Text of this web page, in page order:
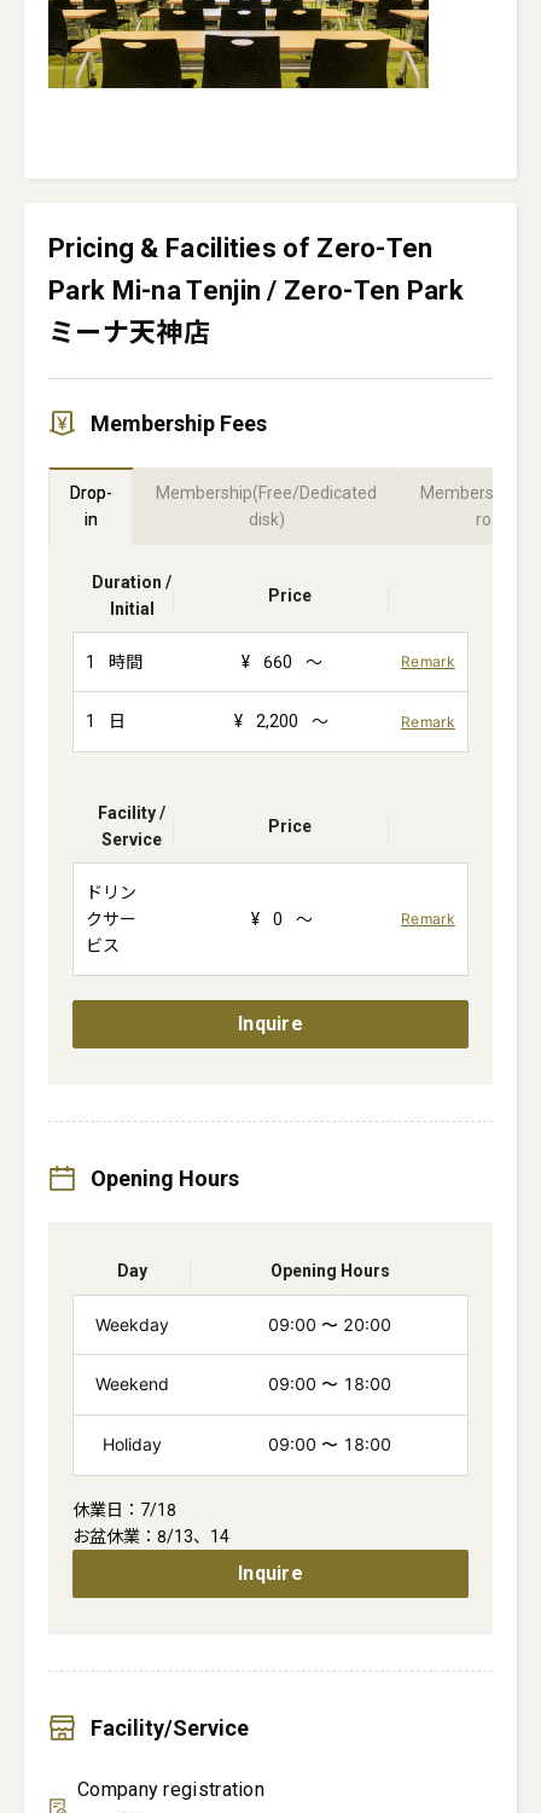
Pricing & Facilities of Zero-Ten
Park Mi-na Tenjin / Zero-Ten Park
ミーナ天神店
Membership Fees
Drop-
in
Membership(Free/Dedicated
disk)
room)
Duration /
Initial
Price
1 時間 ¥ 660 ～ Remark
1 日 ¥ 2,200 ～ Remark
Facility /
Service
Price
ドリン
クサー
ビス
¥ 0 ～ Remark
Inquire
Opening Hours
Day Opening Hours
Weekday 09:00 〜 20:00
Weekend 09:00 〜 18:00
Holiday 09:00 〜 18:00
休業日：7/18
お盆休業：8/13、14
Inquire
Facility/Service
Company registration